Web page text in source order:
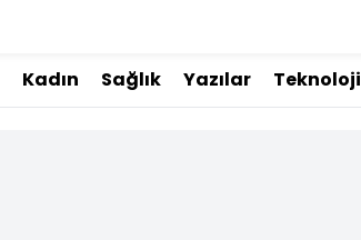
Kadın Sağlık Yazılar Teknoloji